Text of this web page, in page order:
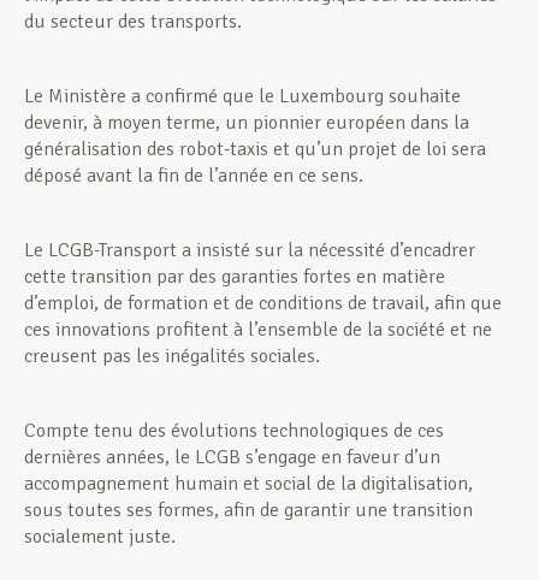
du secteur des transports.
Le Ministère a confirmé que le Luxembourg souhaite
devenir, à moyen terme, un pionnier européen dans la
généralisation des robot-taxis et qu’un projet de loi sera
déposé avant la fin de l’année en ce sens.
Le LCGB-Transport a insisté sur la nécessité d’encadrer
cette transition par des garanties fortes en matière
d’emploi, de formation et de conditions de travail, afin que
ces innovations profitent à l’ensemble de la société et ne
creusent pas les inégalités sociales.
Compte tenu des évolutions technologiques de ces
dernières années, le LCGB s’engage en faveur d’un
accompagnement humain et social de la digitalisation,
sous toutes ses formes, afin de garantir une transition
socialement juste.